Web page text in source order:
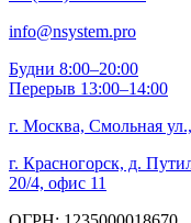
info@nsystem.pro
Будни 8:00–20:00
Перерыв 13:00–14:00
г. Москва, Смольная
г. Красногорск, д.
20/4, офис 11